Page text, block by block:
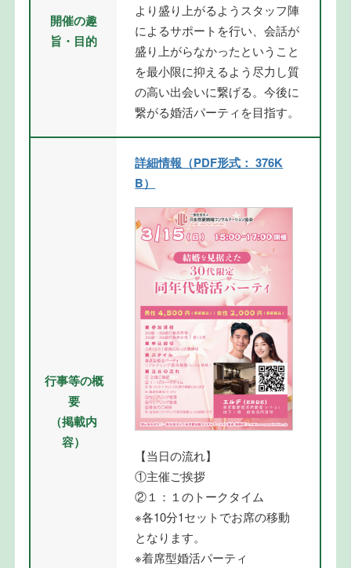
開催の趣
旨・目的
より盛り上がるようスタッフ陣
によるサポートを行い、会話が
盛り上がらなかったということ
を最小限に抑えるよう尽力し質
の高い出会いに繋げる。今後に
繋がる婚活パーティを目指す。
行事等の概
要
（掲載内
容）
詳細情報（PDF形式： 376K
B）
【当日の流れ】
①主催ご挨拶
②１：１のトークタイム
※各10分1セットでお席の移動
となります。
※着席型婚活パーティ